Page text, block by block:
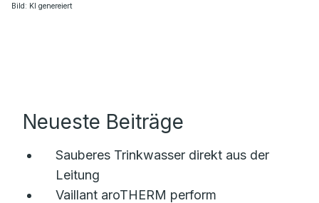
Bild: KI genereiert
Neueste Beiträge
Sauberes Trinkwasser direkt aus der
Leitung
Vaillant aroTHERM perform